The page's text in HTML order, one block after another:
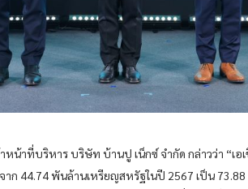
หน้าที่บริหาร บริษัท บ้านปู เน็กซ์ จำกัด กล่าวว่า “เ
ก 44.74 พันล้านเหรียญสหรัฐในปี 2567 เป็น